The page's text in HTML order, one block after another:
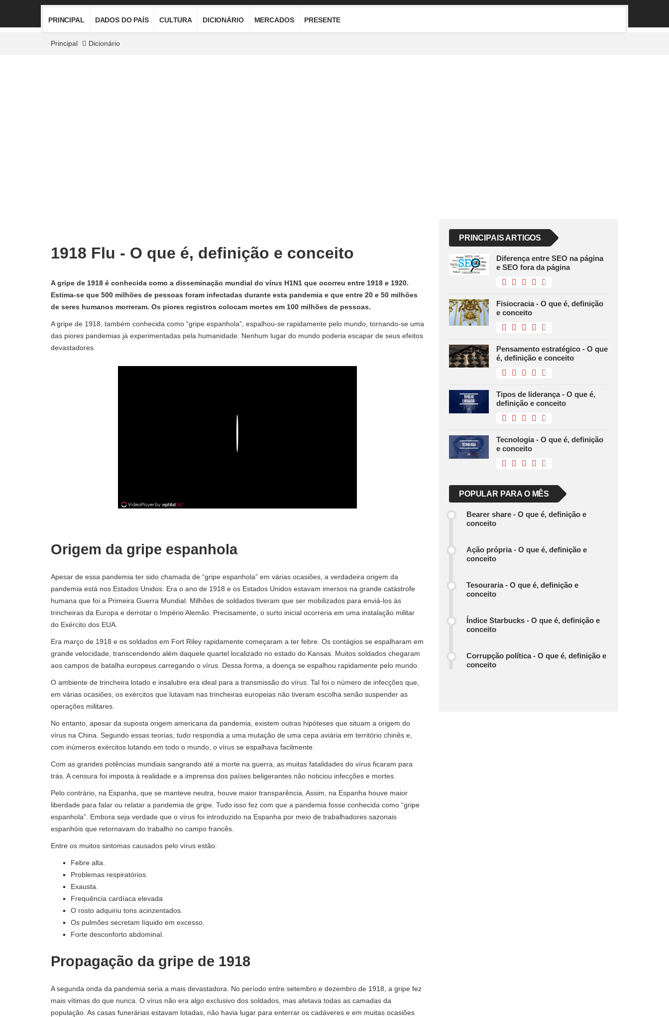
PRINCIPAL DADOS DO PAÍS CULTURA DICIONÁRIO MERCADOS PRESENTE
Principal Dicionário
1918 Flu - O que é, definição e conceito
A gripe de 1918 é conhecida como a disseminação mundial do vírus H1N1 que ocorreu entre 1918 e 1920.
Estima-se que 500 milhões de pessoas foram infectadas durante esta pandemia e que entre 20 e 50 milhões
de seres humanos morreram. Os piores registros colocam mortes em 100 milhões de pessoas.
A gripe de 1918, também conhecida como “gripe espanhola”, espalhou-se rapidamente pelo mundo, tornando-se uma
das piores pandemias já experimentadas pela humanidade. Nenhum lugar do mundo poderia escapar de seus efeitos
devastadores.
Origem da gripe espanhola
Apesar de essa pandemia ter sido chamada de “gripe espanhola” em várias ocasiões, a verdadeira origem da
pandemia está nos Estados Unidos. Era o ano de 1918 e os Estados Unidos estavam imersos na grande catástrofe
humana que foi a Primeira Guerra Mundial. Milhões de soldados tiveram que ser mobilizados para enviá-los às
trincheiras da Europa e derrotar o Império Alemão. Precisamente, o surto inicial ocorreria em uma instalação militar
do Exército dos EUA.
Era março de 1918 e os soldados em Fort Riley rapidamente começaram a ter febre. Os contágios se espalharam em
grande velocidade, transcendendo além daquele quartel localizado no estado do Kansas. Muitos soldados chegaram
aos campos de batalha europeus carregando o vírus. Dessa forma, a doença se espalhou rapidamente pelo mundo.
O ambiente de trincheira lotado e insalubre era ideal para a transmissão do vírus. Tal foi o número de infecções que,
em várias ocasiões, os exércitos que lutavam nas trincheiras europeias não tiveram escolha senão suspender as
operações militares.
No entanto, apesar da suposta origem americana da pandemia, existem outras hipóteses que situam a origem do
vírus na China. Segundo essas teorias, tudo respondia a uma mutação de uma cepa aviária em território chinês e,
com inúmeros exércitos lutando em todo o mundo, o vírus se espalhava facilmente.
Com as grandes potências mundiais sangrando até a morte na guerra, as muitas fatalidades do vírus ficaram para
trás. A censura foi imposta à realidade e a imprensa dos países beligerantes não noticiou infecções e mortes.
Pelo contrário, na Espanha, que se manteve neutra, houve maior transparência. Assim, na Espanha houve maior
liberdade para falar ou relatar a pandemia de gripe. Tudo isso fez com que a pandemia fosse conhecida como “gripe
espanhola”. Embora seja verdade que o vírus foi introduzido na Espanha por meio de trabalhadores sazonais
espanhóis que retornavam do trabalho no campo francês.
Entre os muitos sintomas causados ​​pelo vírus estão:
Febre alta.
Problemas respiratórios.
Exausta.
Frequência cardíaca elevada
O rosto adquiriu tons acinzentados.
Os pulmões secretam líquido em excesso.
Forte desconforto abdominal.
Propagação da gripe de 1918
A segunda onda da pandemia seria a mais devastadora. No período entre setembro e dezembro de 1918, a gripe fez
mais vítimas do que nunca. O vírus não era algo exclusivo dos soldados, mas afetava todas as camadas da
população. As casas funerárias estavam lotadas, não havia lugar para enterrar os cadáveres e em muitas ocasiões
PRINCIPAIS ARTIGOS
Diferença entre SEO na página
e SEO fora da página
Fisiocracia - O que é, definição
e conceito
Pensamento estratégico - O que
é, definição e conceito
Tipos de liderança - O que é,
definição e conceito
Tecnologia - O que é, definição
e conceito
POPULAR PARA O MÊS
Bearer share - O que é, definição e
conceito
Ação própria - O que é, definição e
conceito
Tesouraria - O que é, definição e
conceito
Índice Starbucks - O que é, definição e
conceito
Corrupção política - O que é, definição e
conceito